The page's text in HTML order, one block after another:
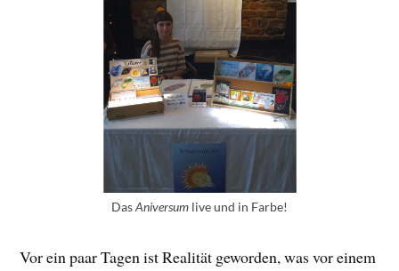
DasAniversum live und in Farbe!
Vor ein paar Tagen ist Realität geworden, was vor einem